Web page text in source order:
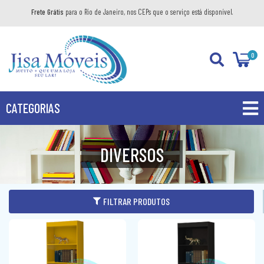
Frete Grátis para o Rio de Janeiro, nos CEPs que o serviço está disponível.
0
CATEGORIAS
PROMOÇÕES
PRODUTOS
BANHEIRO
KIT GABINETE
AÉREO
BALCÃO
DIVERSOS
BANDEJA DECORATIVA
DORMITÓRIO
DIVERSOS
FILTRAR PRODUTOS